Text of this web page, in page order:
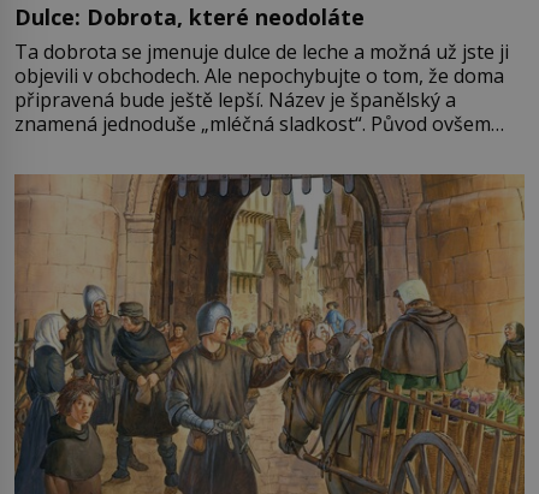
Dulce: Dobrota, které neodoláte
Ta dobrota se jmenuje dulce de leche a možná už jste ji
objevili v obchodech. Ale nepochybujte o tom, že doma
připravená bude ještě lepší. Název je španělský a
znamená jednoduše „mléčná sladkost“. Původ ovšem
pře hned několik latinskoamerických zemí a k tomu
Francie, kde se traduje,